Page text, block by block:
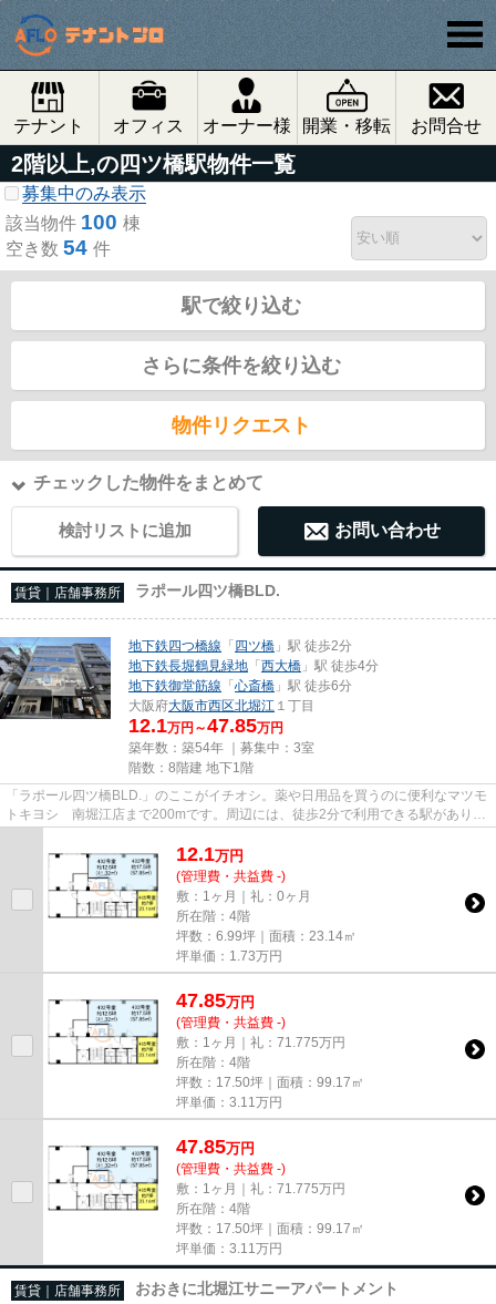
テナント オフィス オーナー様 開業・移転 お問合せ
2階以上,の四ツ橋駅物件一覧
募集中のみ表示
該当物件 100 棟
空き数 54 件
駅で絞り込む
さらに条件を絞り込む
物件リクエスト
チェックした物件をまとめて
検討リストに追加 お問い合わせ
賃貸｜店舗事務所 ラポール四ツ橋BLD.
地下鉄四つ橋線 「四ツ橋 」駅 徒歩2分
地下鉄長堀鶴見緑地 「西大橋 」駅 徒歩4分
地下鉄御堂筋線 「心斎橋 」駅 徒歩6分
大阪府大阪市西区北堀江 １丁目
12.1万円～47.85万円
築年数：築54年 ｜募集中： 3室
階数：8階建 地下1階
「ラポール四ツ橋BLD.」のここがイチオシ。薬や日用品を買うのに便利なマツモ
トキヨシ 南堀江店まで200mです。周辺には、徒歩2分で利用できる駅がありま
す。駐車場までの距離は300mで...
12.1万円
(管理費・共益費 -)
敷：1ヶ月｜礼：0ヶ月
所在階：4階
坪数：6.99坪｜面積：23.14㎡
坪単価： 1.73万円
47.85万円
(管理費・共益費 -)
敷：1ヶ月｜礼：71.775万円
所在階：4階
坪数：17.50坪｜面積：99.17㎡
坪単価： 3.11 万円
47.85万円
(管理費・共益費 -)
敷：1ヶ月｜礼：71.775万円
所在階：4階
坪数：17.50坪｜面積：99.17㎡
坪単価： 3.11 万円
賃貸｜店舗事務所 おおきに北堀江サニーアパートメント